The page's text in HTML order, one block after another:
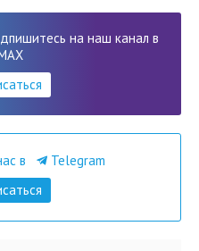
на наш канал в
в
Telegram